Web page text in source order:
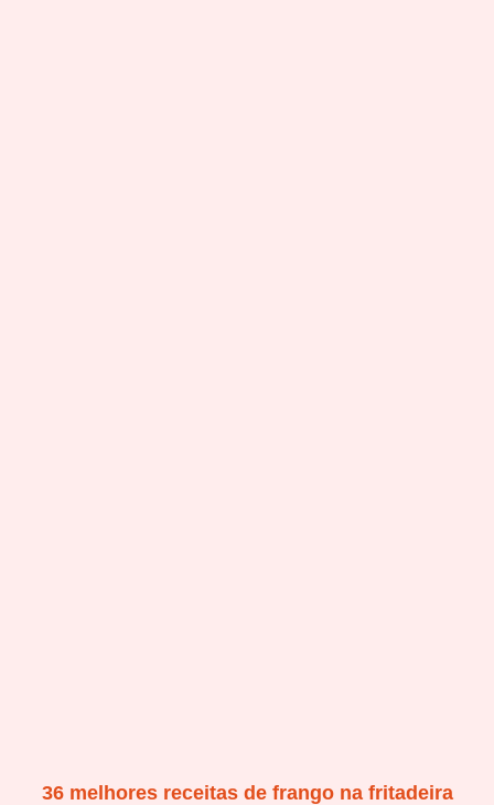
36 melhores receitas de frango na fritadeira